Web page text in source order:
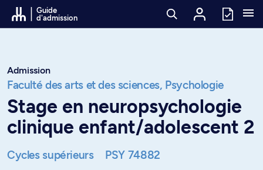
Passer au contenu
Guide
d'admission
Admission
Faculté des arts et des sciences, Psychologie
Stage en neuropsychologie
clinique enfant/adolescent 2
Cycles supérieurs PSY 74882